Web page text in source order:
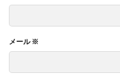
メール※